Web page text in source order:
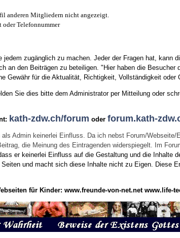
anderen Mitgliedern nicht angezeigt.
oder Telefonnummer
zugänglich zu machen. Jeder der Fragen hat, kann
an den Beiträgen zu beteiligen. "Hier haben die
Gewähr für die Aktualität, Richtigkeit, Vollständigkeit
Sie dies bitte dem Administrator per Mitteilung oder
kath-zdw.ch/forum oderforum.kath-
Admin keinerlei Einfluss. Da ich nebst Forum/
die Meinung des Eintragenden widerspiegelt. Im
er keinerlei Einfluss auf die Gestaltung und die Inhalte
und macht sich diese Inhalte nicht zu Eigen. Diese
für Kinder: www.freunde-von-net.net www.life-